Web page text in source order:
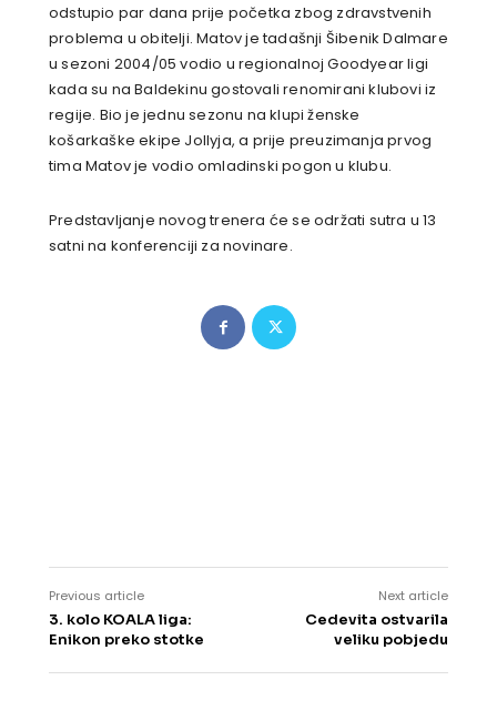
odstupio par dana prije početka zbog zdravstvenih
problema u obitelji. Matov je tadašnji Šibenik Dalmare
u sezoni 2004/05 vodio u regionalnoj Goodyear ligi
kada su na Baldekinu gostovali renomirani klubovi iz
regije. Bio je jednu sezonu na klupi ženske
košarkaške ekipe Jollyja, a prije preuzimanja prvog
tima Matov je vodio omladinski pogon u klubu.
Predstavljanje novog trenera će se održati sutra u 13
satni na konferenciji za novinare.
Previous article
3. kolo KOALA liga:
Enikon preko stotke
Next article
Cedevita ostvarila
veliku pobjedu